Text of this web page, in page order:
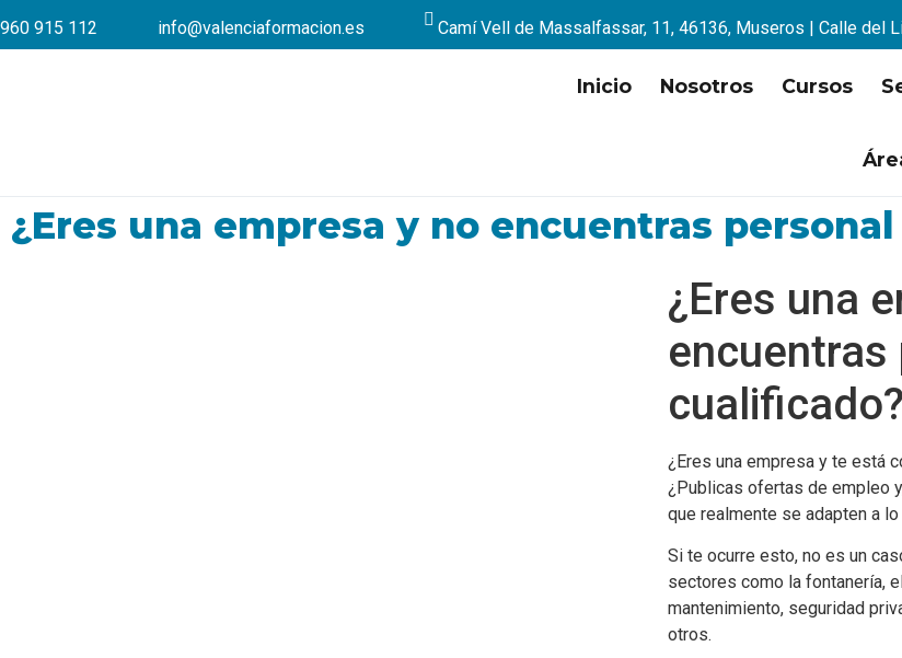
960 915 112 info@valenciaformacion.es Camí Vell de Massalfassar, 11, 46136, Museros | Calle del
Inicio Nosotros Cursos
¿Eres una empresa y no encuentras
¿Eres una
encuentras
cualificado?
¿Eres una empresa y te está
¿Publicas ofertas de empleo
que realmente se adapten a
Si te ocurre esto, no es un
sectores como la fontanería,
mantenimiento, seguridad
otros.